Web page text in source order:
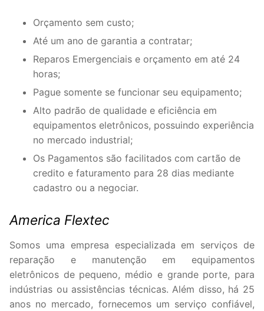
Orçamento sem custo;
Até um ano de garantia a contratar;
Reparos Emergenciais e orçamento em até 24
horas;
Pague somente se funcionar seu equipamento;
Alto padrão de qualidade e eficiência em
equipamentos eletrônicos, possuindo experiência
no mercado industrial;
Os Pagamentos são facilitados com cartão de
credito e faturamento para 28 dias mediante
cadastro ou a negociar.
America Flextec
Somos uma empresa especializada em serviços de
reparação e manutenção em equipamentos
eletrônicos de pequeno, médio e grande porte, para
indústrias ou assistências técnicas. Além disso, há 25
anos no mercado, fornecemos um serviço confiável,